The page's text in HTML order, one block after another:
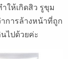
ให้เกิดสิว รูขุม
การล้างหน้าที่ถูก
ไปด้วยค่ะ